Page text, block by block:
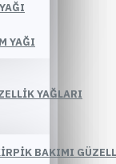
YAĞI
YAĞLARI
BAKIMI